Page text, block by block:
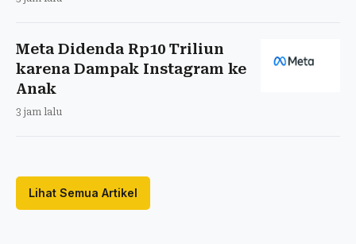
Meta Didenda Rp10 Triliun
karena Dampak Instagram ke
Anak
3 jam lalu
Lihat Semua Artikel